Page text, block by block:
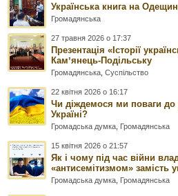
Українська книга на
Громадянська
27 травня 2026 о 17:37
Презентація «Історії
Камʼянець-Подільську
Громадянська ,Суспільство
22 квітня 2026 о 16:17
Чи діждемося ми поваги до
Україні?
Громадська думка Громадянська
15 квітня 2026 о 21:57
Як і чому під час війни
«антисемітизмом» замість
Громадська думка Громадянська